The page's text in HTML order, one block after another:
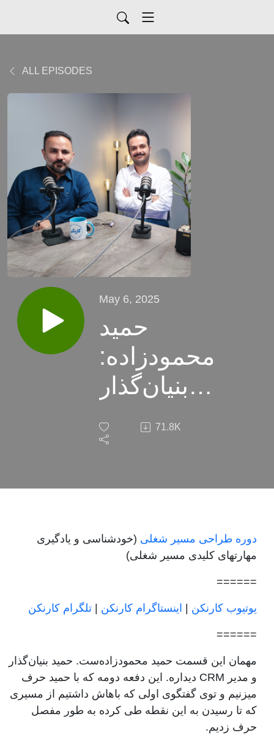
ALL EPISODES
May 6, 2025
حمید
محمودزاده:
بنیان‌گذار
71.8K
دوره طراحی مسیر شغلی (خودشناسی و یادگیری
مهارتهای کلیدی مسیر شغلی)
======
یوتیوب کارنکن | اینستاگرام کارنکن | تلگرام کارنکن
======
مهمان این قسمت حمید محمودزاده‌ست. حمید بنیان‌گذار
و مدیر CRM دیداره. این دفعه دومه که با حمید حرف
میزنیم و توی گفتگوی اولی که باهاش داشتیم از مسیری
که تا رسیدن به این نقطه طی کرده به طور مفصل
حرف زدیم.